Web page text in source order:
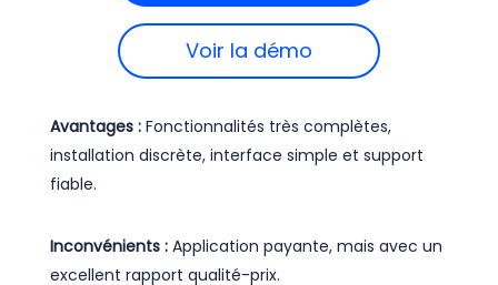
Voir la démo
Avantages : Fonctionnalités très complètes,
installation discrète, interface simple et support
fiable.
Inconvénients : Application payante, mais avec un
excellent rapport qualité-prix.